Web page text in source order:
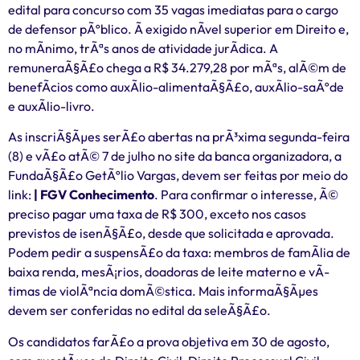
edital para concurso com 35 vagas imediatas para o cargo
de defensor pÃºblico. Ã exigido nÃ­vel superior em Direito e,
no mÃ­nimo, trÃªs anos de atividade jurÃ­dica. A
remuneraÃ§Ã£o chega a R$ 34.279,28 por mÃªs, alÃ©m de
benefÃ­cios como auxÃ­lio-alimentaÃ§Ã£o, auxÃ­lio-saÃºde
e auxÃ­lio-livro.
As inscriÃ§Ãµes serÃ£o abertas na prÃ³xima segunda-feira
(8) e vÃ£o atÃ© 7 de julho no site da banca organizadora, a
FundaÃ§Ã£o GetÃºlio Vargas, devem ser feitas por meio do
link: | FGV Conhecimento. Para confirmar o interesse, Ã©
preciso pagar uma taxa de R$ 300, exceto nos casos
previstos de isenÃ§Ã£o, desde que solicitada e aprovada.
Podem pedir a suspensÃ£o da taxa: membros de famÃ­lia de
baixa renda, mesÃ¡rios, doadoras de leite materno e vÃ­
timas de violÃªncia domÃ©stica. Mais informaÃ§Ãµes
devem ser conferidas no edital da seleÃ§Ã£o.
Os candidatos farÃ£o a prova objetiva em 30 de agosto,